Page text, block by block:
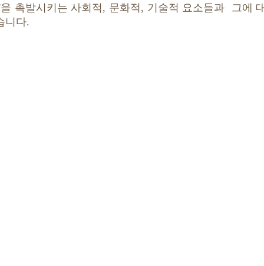
촉발시키는 사회적, 문화적, 기술적 요소들과 그에
니다.